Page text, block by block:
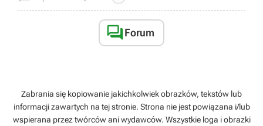
Forum
Zabrania się kopiowanie jakichkolwiek obrazków, tekstów lub
informacji zawartych na tej stronie. Strona nie jest powiązana i/lub
wspierana przez twórców ani wydawców. Wszystkie loga i obrazki